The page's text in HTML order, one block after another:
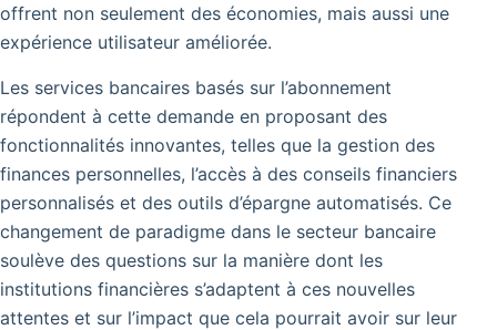
offrent non seulement des économies, mais aussi une
expérience utilisateur améliorée.
Les services bancaires basés sur l’abonnement
répondent à cette demande en proposant des
fonctionnalités innovantes, telles que la gestion des
finances personnelles, l’accès à des conseils financiers
personnalisés et des outils d’épargne automatisés. Ce
changement de paradigme dans le secteur bancaire
soulève des questions sur la manière dont les
institutions financières s’adaptent à ces nouvelles
attentes et sur l’impact que cela pourrait avoir sur leur